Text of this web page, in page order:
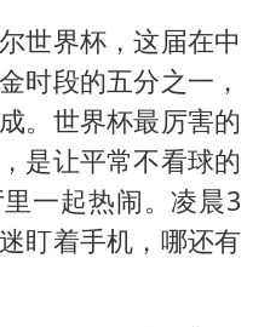
世界杯，这届在中
时段的五分之一，
。世界杯最厉害的
是让平常不看球的
一起热闹。凌晨3
盯着手机，哪还有